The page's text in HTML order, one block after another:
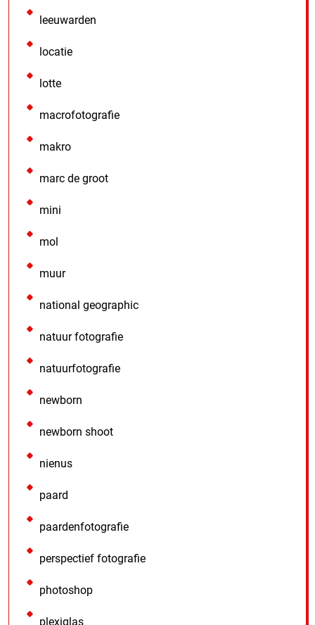
leeuwarden
locatie
lotte
macrofotografie
makro
marc de groot
mini
mol
muur
national geographic
natuur fotografie
natuurfotografie
newborn
newborn shoot
nienus
paard
paardenfotografie
perspectief fotografie
photoshop
plexiglas